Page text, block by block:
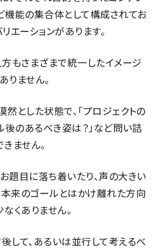
機能の集合体として構成されてお
エーションがあります。
もさまざまで統一したイメージ
りません。
とした状態で、「プロジェクトの
後のあるべき姿は？」など問い詰
ません。
題目に落ち着いたり、声の大きい
来のゴールとはかけ離れた方向
くありません。
して、あるいは並行して考えるべ